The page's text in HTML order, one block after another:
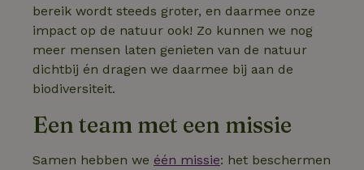
bereik wordt steeds groter, en daarmee onze
impact op de natuur ook! Zo kunnen we nog
meer mensen laten genieten van de natuur
dichtbij én dragen we daarmee bij aan de
biodiversiteit.
Een team met een missie
Samen hebben we één missie: het beschermen